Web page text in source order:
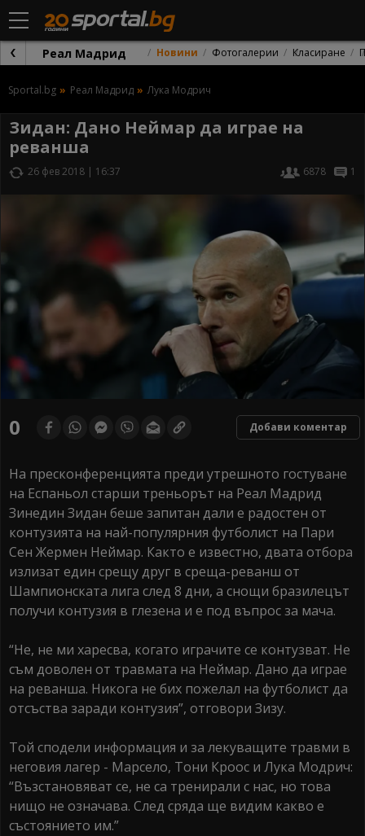
Реал Мадрид Новини Фотогалерии Класиране
Sportal.bg Реал Мадрид Лука Модрич
Зидан: Дано Неймар да играе на
реванша
26 фев 2018 | 16:37 6878 1
0 Добави коментар
На пресконференцията преди утрешното гостуване
на Еспаньол старши треньорът на Реал Мадрид
Зинедин Зидан беше запитан дали е радостен от
контузията на най-популярния футболист на Пари
Сен Жермен Неймар. Както е известно, двата отбора
излизат един срещу друг в среща-реванш от
Шампионската лига след 8 дни, а снощи бразилецът
получи контузия в глезена и е под въпрос за мача.
“Не, не ми харесва, когато играчите се контузват. Не
съм доволен от травмата на Неймар. Дано да играе
на реванша. Никога не бих пожелал на футболист да
отсъства заради контузия”, отговори Зизу.
Той сподели информация и за лекуващите травми в
неговия лагер - Марсело, Тони Кроос и Лука Модрич:
“Възстановяват се, не са тренирали с нас, но това
нищо не означава. След сряда ще видим какво е
състоянието им.”